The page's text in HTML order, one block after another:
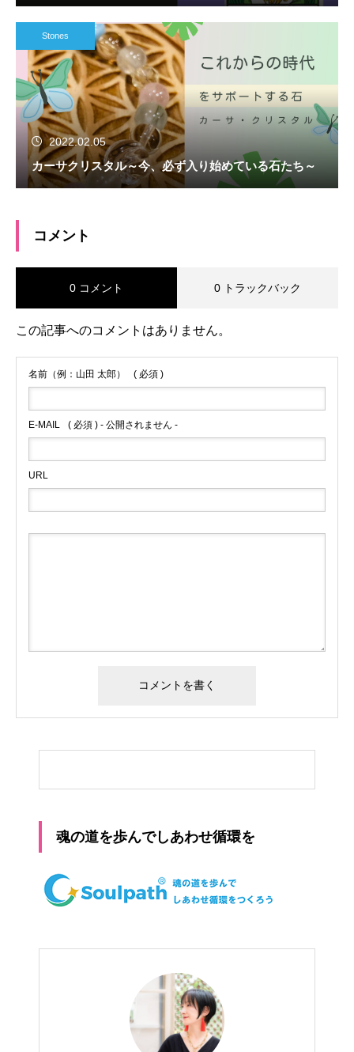
Stones
2022.02.05
カーサクリスタル～今、必ず入り始めている石たち～
コメント
0 コメント 0 トラックバック
この記事へのコメントはありません。
名前（例：山田 太郎） ( 必須 )
E-MAIL ( 必須 ) - 公開されません -
URL
魂の道を歩んでしあわせ循環を